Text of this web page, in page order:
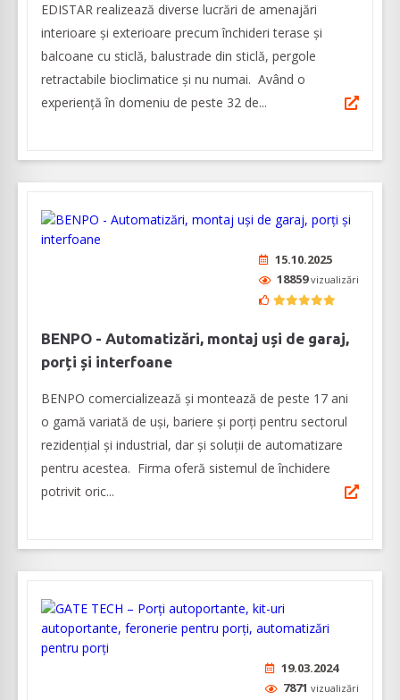
EDISTAR realizează diverse lucrări de amenajări
interioare şi exterioare precum închideri terase şi
balcoane cu sticlă, balustrade din sticlă, pergole
retractabile bioclimatice şi nu numai. Având o
experienţă în domeniu de peste 32 de...
15.10.2025
18859vizualizări
BENPO - Automatizări, montaj uși de garaj,
porți și interfoane
BENPO comercializează și montează de peste 17 ani
o gamă variată de uși, bariere și porți pentru sectorul
rezidențial și industrial, dar și soluții de automatizare
pentru acestea. Firma oferă sistemul de închidere
potrivit oric...
19.03.2024
7871 vizualizări